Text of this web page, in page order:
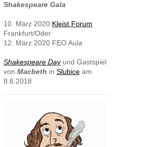
Shakespeare Gala
10. März 2020 Kleist Forum
Frankfurt/Oder
12. März 2020 FEO Aula
Shakespeare Dayund Gastspiel
von Macbeth in Slubice am
8.6.2018